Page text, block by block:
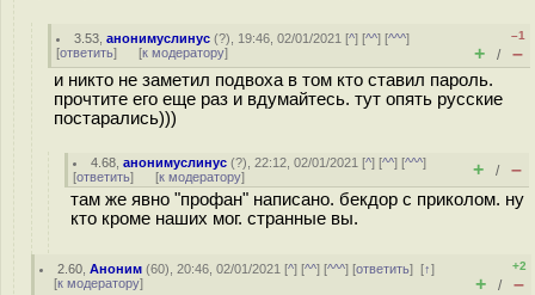
3.53 ,анонимуслинус (?), 19:46, 02/01/2021 [^] [^^] [^^^]
[ответить] [к модератору]
–1
+ / –
и никто не заметил подвоха в том кто ставил пароль.
прочтите его еще раз и вдумайтесь. тут опять русские
постарались)))
4.68 ,анонимуслинус (?), 22:12, 02/01/2021 [^] [^^] [^^^]
[ответить] [к модератору] + / –
там же явно "профан" написано. бекдор с приколом. ну
кто кроме наших мог. странные вы.
2.60 ,Аноним (60), 20:46, 02/01/2021 [^] [^^] [^^^] [ответить][↑]
[к модератору]
+2
+ / –